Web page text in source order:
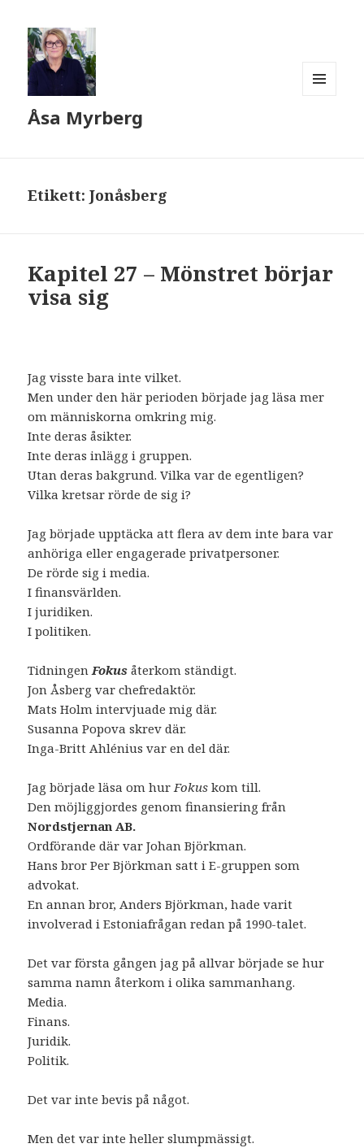
Åsa Myrberg
Etikett:Jonåsberg
Kapitel 27 – Mönstret börjar
visa sig
Jag visste bara inte vilket.
Men under den här perioden började jag läsa mer
om människorna omkring mig.
Inte deras åsikter.
Inte deras inlägg i gruppen.
Utan deras bakgrund. Vilka var de egentligen?
Vilka kretsar rörde de sig i?
Jag började upptäcka att flera av dem inte bara var
anhöriga eller engagerade privatpersoner.
De rörde sig i media.
I finansvärlden.
I juridiken.
I politiken.
TidningenFokus återkom ständigt.
Jon Åsberg var chefredaktör.
Mats Holm intervjuade mig där.
Susanna Popova skrev där.
Inga-Britt Ahlénius var en del där.
Jag började läsa om hurFokus kom till.
Den möjliggjordes genom finansiering från
Nordstjernan AB.
Ordförande där var Johan Björkman.
Hans bror Per Björkman satt i E-gruppen som
advokat.
En annan bror, Anders Björkman, hade varit
involverad i Estoniafrågan redan på 1990-talet.
Det var första gången jag på allvar började se hur
samma namn återkom i olika sammanhang.
Media.
Finans.
Juridik.
Politik.
Det var inte bevis på något.
Men det var inte heller slumpmässigt.